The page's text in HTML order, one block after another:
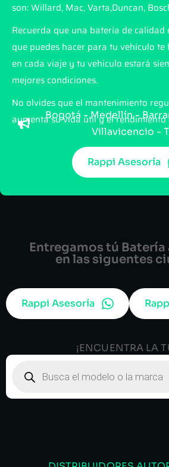
son: Willard, Mac, Varta,Duncan,
Recuerda que una batería de
que puedes hacer para tu vehículo
en cada viaje y tu vehículo estará
mejores condiciones.
No olvides que el mantenimiento
aumenta su vida útil y el rendimiento
Rappi Asesoría
Entregamos tú
en las siguentes
Bogotá - Medellín -
Villavicencio -
Rappi Asesoría
¡ENCUENTRA LA